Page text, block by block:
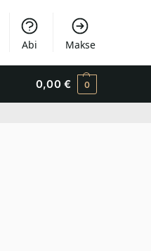
Abi Makse
0,00 € 0